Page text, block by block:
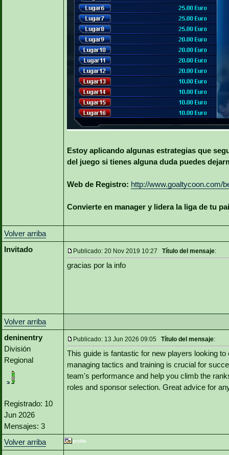
Estoy aplicando algunas estrategias que
del juego si tienes alguna duda puedes
Web de Registro: http://www.goaltycoon.com/
Convierte en manager y lidera la liga de tu
Volver arriba
Invitado
Publicado: 20 Nov 2019 10:27 Título del mensaje:
gracias por la info
Volver arriba
deninentry
División
Regional
Registrado: 10
Jun 2026
Mensajes: 3
Publicado: 13 Jun 2026 09:05 Título del mensaje:
This guide is fantastic for new players looking
managing tactics and training is crucial for
team's performance and help you climb the
roles and sponsor selection. Great advice for
Volver arriba